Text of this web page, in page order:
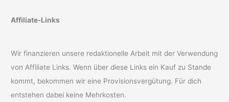
Affiliate-Links
Wir finanzieren unsere redaktionelle Arbeit mit der Verwendung
von Affiliate Links. Wenn über diese Links ein Kauf zu Stande
kommt, bekommen wir eine Provisionsvergütung. Für dich
entstehen dabei keine Mehrkosten.